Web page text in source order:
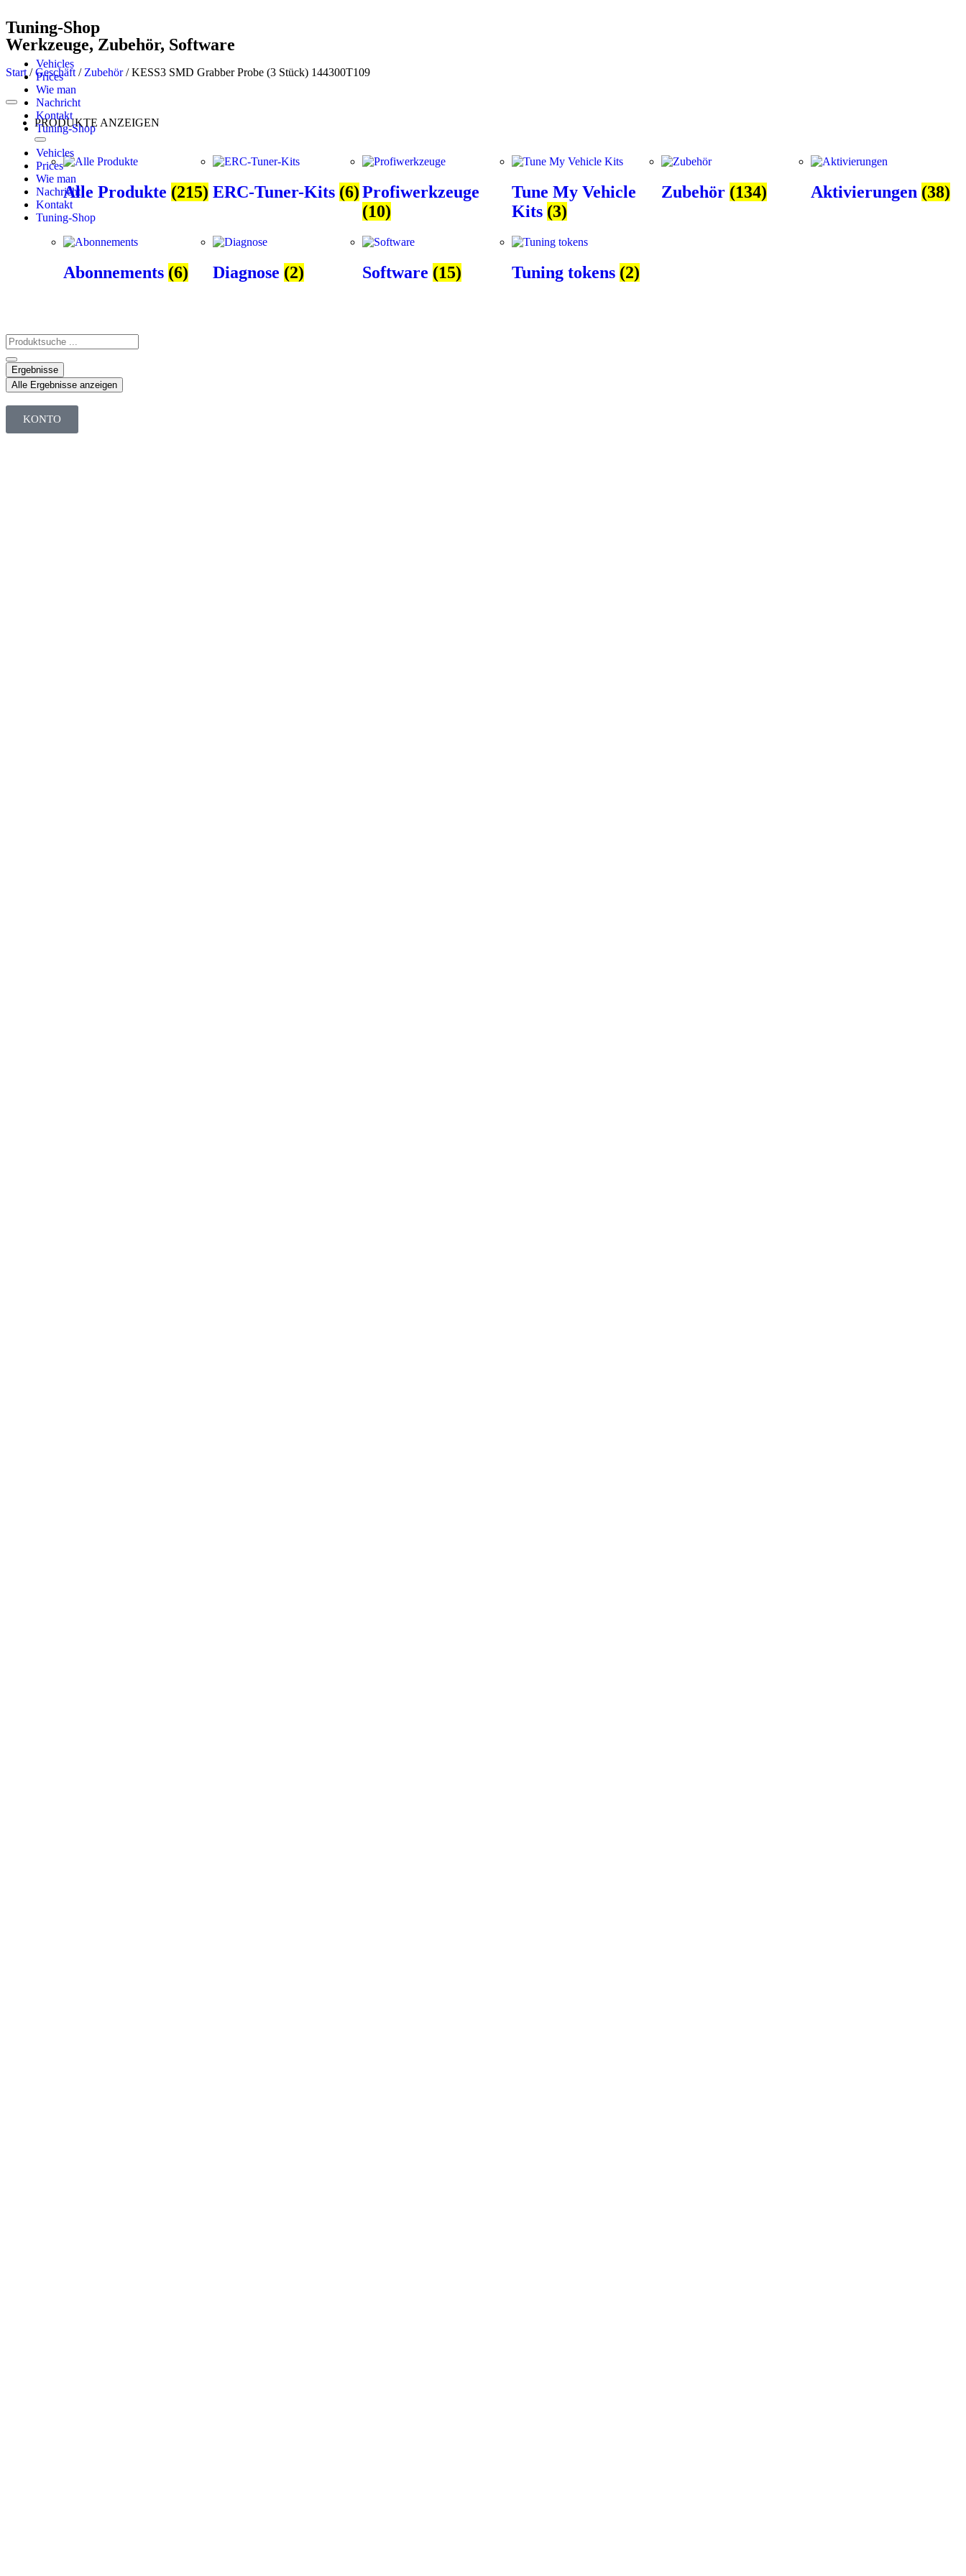
Vehicles
Prices
Wie man
Nachricht
Kontakt
Tuning-Shop
Vehicles
Prices
Wie man
Nachricht
Kontakt
Tuning-Shop
Tuning-Shop
Werkzeuge, Zubehör, Software
Start /Geschäft / Zubehör/ KESS3 SMD Grabber Probe (3 Stück) 144300T109
PRODUKTE ANZEIGEN
Alle Produkte (215) ERC-Tuner-Kits (6)Profiwerkzeuge
(10)
Tune My Vehicle
Kits (3)
Zubehör (134) Aktivierungen (38)
Abonnements (6) Diagnose (2) Software (15) Tuning tokens (2)
Ergebnisse
Alle Ergebnisse anzeigen
KONTO